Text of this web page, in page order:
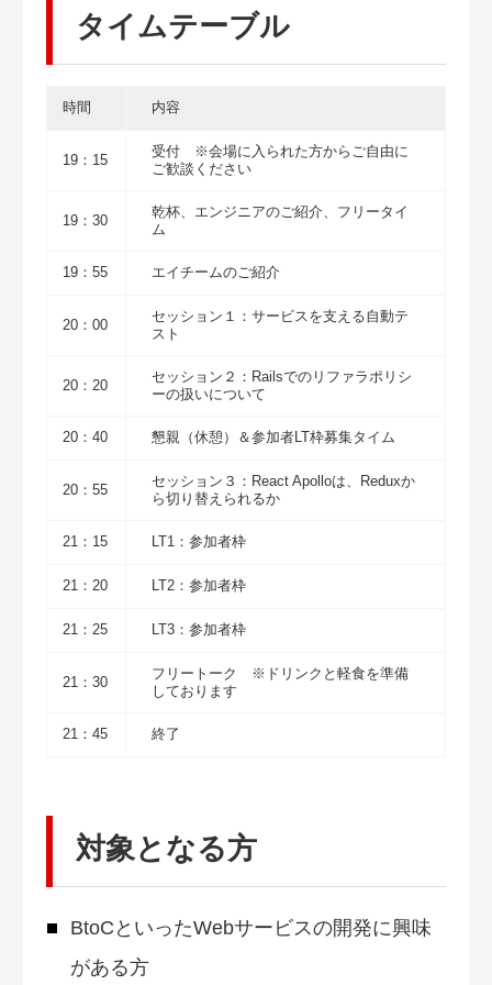
タイムテーブル
時間 内容
19：15
受付 ※会場に入られた方からご自由に
ご歓談ください
19：30
乾杯、エンジニアのご紹介、フリータイ
ム
19：55 エイチームのご紹介
20：00
セッション１：サービスを支える自動テ
スト
20：20
セッション２：Railsでのリファラポリシ
ーの扱いについて
20：40 懇親（休憩）＆参加者LT枠募集タイム
20：55
セッション３：React Apolloは、Reduxか
ら切り替えられるか
21：15 LT1：参加者枠
21：20 LT2：参加者枠
21：25 LT3：参加者枠
21：30
フリートーク ※ドリンクと軽食を準備
しております
21：45 終了
対象となる方
BtoCといったWebサービスの開発に興味
がある方